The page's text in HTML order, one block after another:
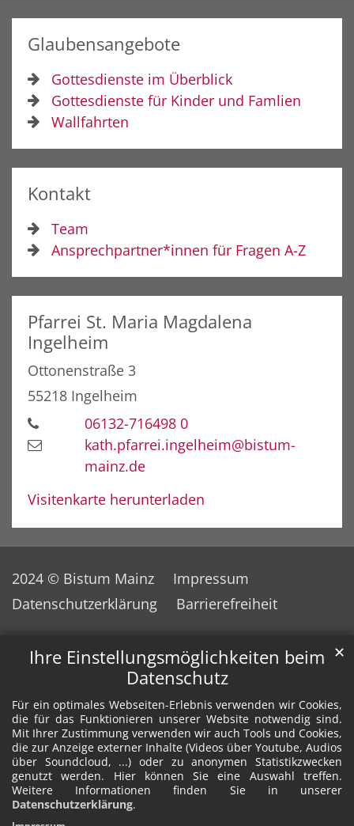
Ihre Einstellungsmöglichkeiten beim
Datenschutz
Für ein optimales Webseiten-Erlebnis verwenden wir Cookies,
die für das Funktionieren unserer Website notwendig sind.
Mit Ihrer Zustimmung verwenden wir auch Tools und Cookies,
die zur Anzeige externer Inhalte (Videos über Youtube, Audios
über Soundcloud, ...) oder zu anonymen Statistikzwecken
genutzt werden. Hier können Sie eine Auswahl treffen.
Weitere Informationen finden Sie in unserer
Datenschutzerklärung.
✕
Glaubensangebote
Gottesdienste im Überblick
Gottesdienste für Kinder und Famlien
Wallfahrten
Kontakt
Team
Ansprechpartner*innen für Fragen A-Z
Pfarrei St. Maria Magdalena
Ingelheim
Ottonenstraße 3
55218 Ingelheim
06132-716498 0
kath.pfarrei.ingelheim@bistum-
mainz.de
Visitenkarte herunterladen
2024 © Bistum Mainz
Impressum
Datenschutzerklärung
Barrierefreiheit